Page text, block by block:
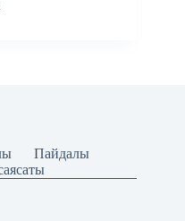
Пайдалы